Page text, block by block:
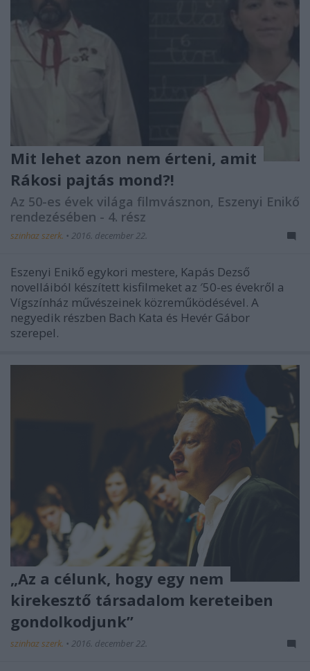
Mit lehet azon nem érteni, amit
Rákosi pajtás mond?!
Az 50-es évek világa filmvásznon, Eszenyi Enikő
rendezésében - 4. rész
szinhaz szerk. • 2016. december 22.
Eszenyi Enikő egykori mestere, Kapás Dezső
novelláiból készített kisfilmeket az ′50-es évekről a
Vígszínház művészeinek közreműködésével. A
negyedik részben Bach Kata és Hevér Gábor
szerepel.
„Az a célunk, hogy egy nem
kirekesztő társadalom kereteiben
gondolkodjunk”
szinhaz szerk. • 2016. december 22.